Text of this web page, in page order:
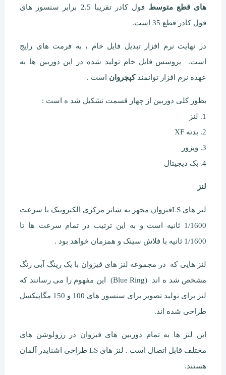
های قطع متوسط
فول کادر تقریبا 2.5 برابر سنسور های
فول کادر قطع 35 است.
در نهایت نرم افزار تبدیل فایل خام ، به فرمت های رایج
است. پروسس فایل خام تولید شده در این دوربین ها به
عهده نرم افزار توانمندکپچروان است .
بطور کلی دوربین از چهار قسمت تشکیل شد ه است :
1. لنز
2. بدنه XF
3. ویزور
4. بک دیجیتال
لنز
لنز های LSفیزوان مجهز به شاتر مرکزی الکترونیک با سرعت
1/1600 ثانیه است و به این ترتیب در تمام سرعت ها تا
1/1600 ثانیه با فلاش سینک و همزمان خواهد بود .
لنز هایی که در مجموعه لنز های فیزوان با یک رینگ آبی رنگ
مشخص شد ه اند (Blue Ring) این مفهوم را می رسانند که
لنز برای تولید تصویر برای سنسور های 100 و 150 مگاپیکسل
طراحی شده اند.
این لنز ها به تمام دوربین های فیزوان در رزولوشن های
مختلف قابل اتصال است . لنز های LS طراحی اشنایدر آلمان
هستند.